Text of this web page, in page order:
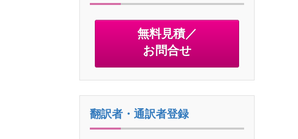
無料見積／
お問合せ
翻訳者・通訳者登録